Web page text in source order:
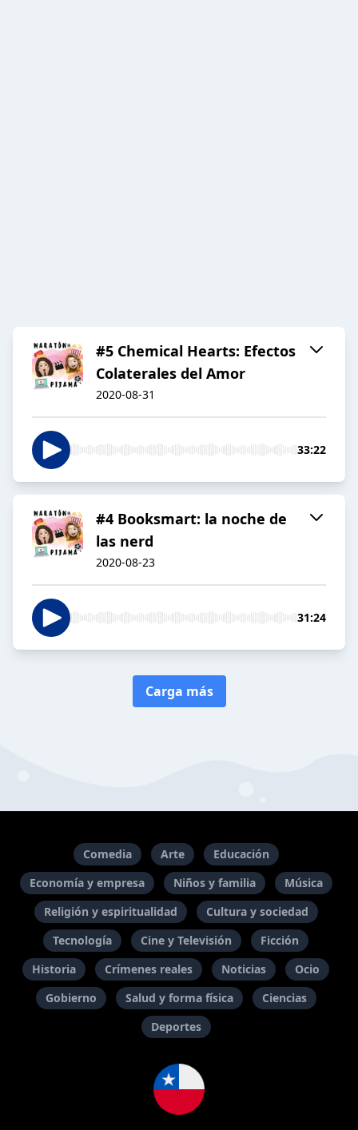
#5 Chemical Hearts: Efectos
Colaterales del Amor
2020-08-31
33:22
#4 Booksmart: la noche de
las nerd
2020-08-23
31:24
Carga más
Comedia Arte
Educación
Economía y empresa
Niños y familia
Música
Religión y espiritualidad
Cultura y sociedad
Tecnología
Cine y Televisión
Ficción
Historia
Crímenes reales Noticias
Ocio
Gobierno
Salud y forma física
Ciencias
Deportes